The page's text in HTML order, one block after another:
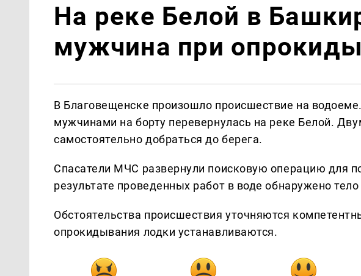
На реке Белой в
мужчина при
В Благовещенске произошло происшествие на
мужчинами на борту перевернулась на реке Белой.
самостоятельно добраться до берега.
Спасатели МЧС развернули поисковую операцию для
результате проведенных работ в воде обнаружено
Обстоятельства происшествия уточняются
опрокидывания лодки устанавливаются.